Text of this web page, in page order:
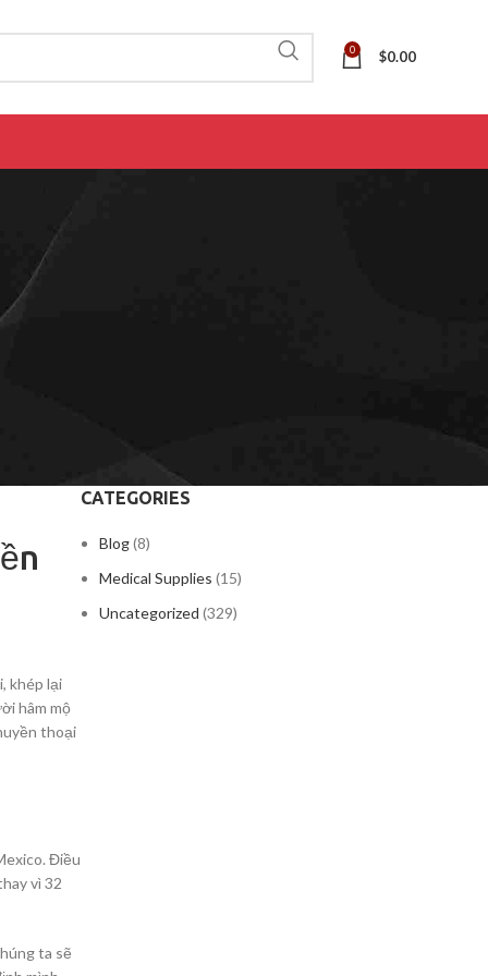
0 $0.00
khép lại
hâm mộ
thoại
Điều
vì 32
ta sẽ
CATEGORIES
Blog(8)
Medical Supplies (15)
Uncategorized (329)